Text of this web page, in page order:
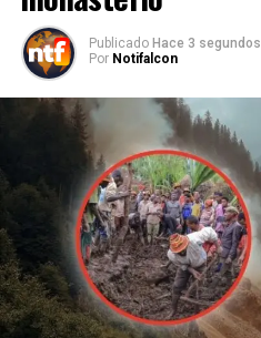
Publicado Hace 3 segundos
Por Notifalcon